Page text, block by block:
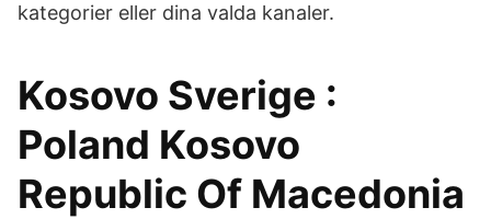
kategorier eller dina valda kanaler.
Kosovo Sverige :
Poland Kosovo
Republic Of Macedonia